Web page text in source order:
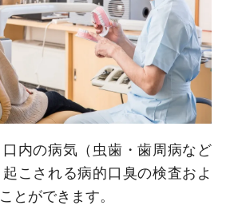
内の病気（虫歯・歯周病など
こされる病的口臭の検査およ
とができます。